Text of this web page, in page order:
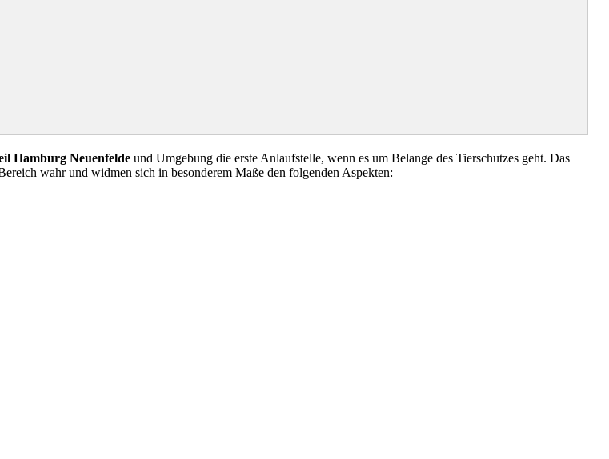
Hamburg Neuenfelde und Umgebung die erste Anlaufstelle, wenn es um Belange des Tierschutzes geht. Das
wahr und widmen sich in besonderem Maße den folgenden Aspekten: